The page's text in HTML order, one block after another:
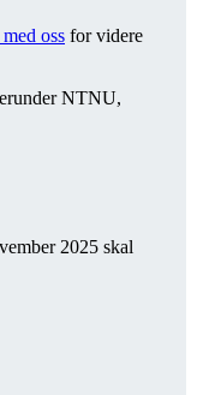
oss for videre
NTNU,
2025 skal